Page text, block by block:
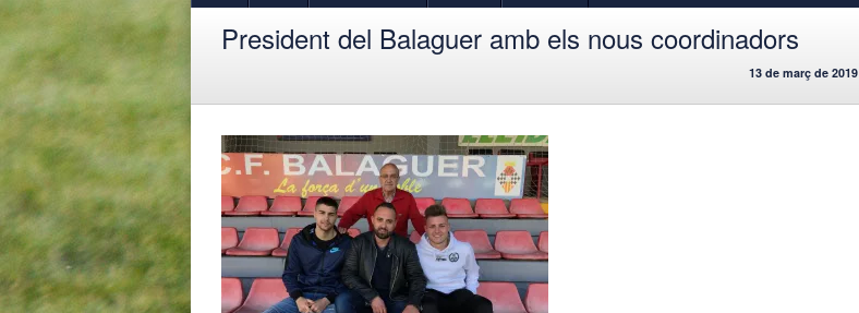
President del Balaguer amb els nous coordinadors
13 de març de 2019